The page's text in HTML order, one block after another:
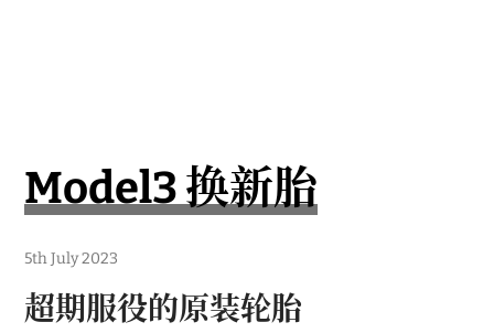
Model3 换新胎
6
h
J
u
5th July 2023
超期服役的原装轮胎